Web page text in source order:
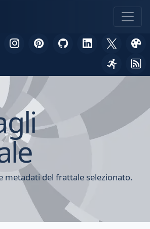
metadati del frattale selezionato.